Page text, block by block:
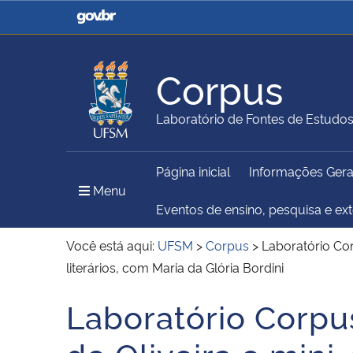
Casa Civil
Ministério da Justiça e
Ministério da Agricultura,
Pecuária e Abastecimento
Ministério da Educação
Ministério do Meio Ambiente Ministério do Turismo
Secretaria de Governo
Gabinete de Segurança
Corpus
Laboratório de Fontes de
Menu
Página inicial Informações
Eventos de ensino, pesquisa e
Você está aqui: UFSM >Corpus > Laboratório
literários, com Maria da Glória Bordini
Início do conteúdo
Laboratório